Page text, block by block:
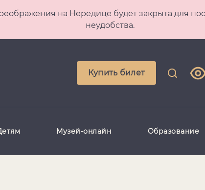
на Нередице будет закрыта для
неудобства.
Купить билет
Музей-онлайн Образование